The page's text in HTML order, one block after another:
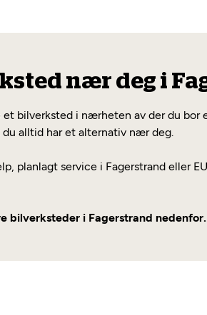
nær deg i
bilverksted i nærheten av der du bor
du alltid har et alternativ nær deg.
planlagt service i Fagerstrand eller
bilverksteder i Fagerstrand nedenfor.